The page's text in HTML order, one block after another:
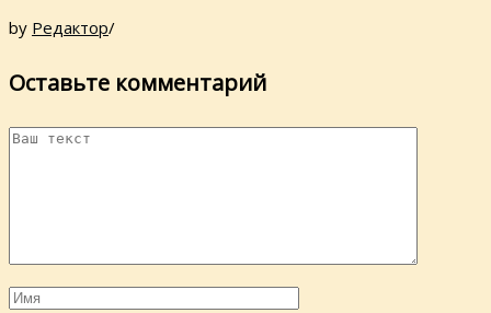
by Редактор/
Оставьте комментарий